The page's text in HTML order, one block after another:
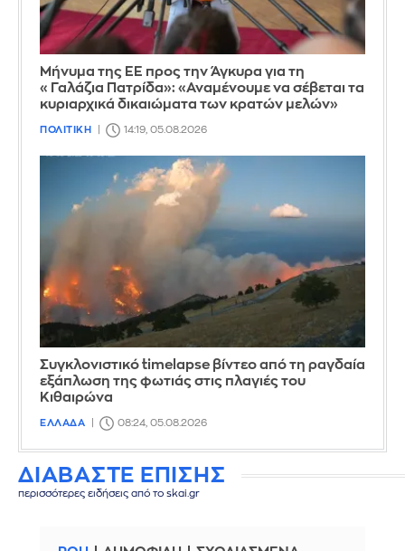
Μήνυμα της ΕΕ προς την Άγκυρα για τη
«Γαλάζια Πατρίδα»: «Αναμένουμε να σέβεται τα
κυριαρχικά δικαιώματα των κρατών μελών»
ΠΟΛΙΤΙΚΗ 14:19, 05.08.2026
Συγκλονιστικό timelapse βίντεο από τη ραγδαία
εξάπλωση της φωτιάς στις πλαγιές του
Κιθαιρώνα
ΕΛΛΑΔΑ 08:24, 05.08.2026
ΔΙΑΒΑΣΤΕ ΕΠΙΣΗΣ
περισσότερες ειδήσεις από το skai.gr